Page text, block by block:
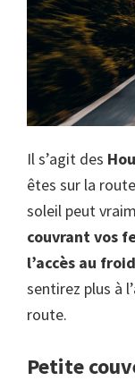
Il s’agit des
êtes sur la
soleil peut
couvrant vos
l’accès au
sentirez plus à
route.
Petite